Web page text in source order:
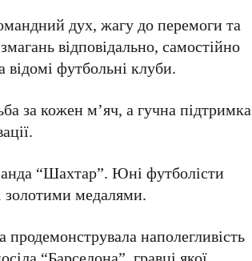
дух, жагу до перемоги та
відповідально, самостійно
футбольні клуби.
за кожен м’яч, а гучна підтримка
“Шахтар”. Юні футболісти
золотими медалями.
продемонструвала наполегливість